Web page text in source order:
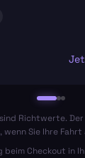
Richtwerte.
Sie Ihre Fahrt
Checkout in